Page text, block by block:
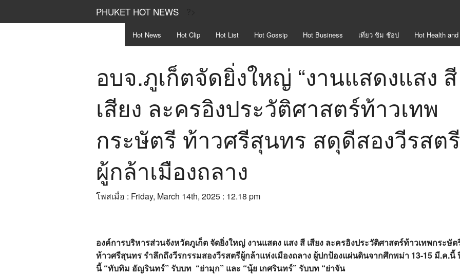
PHUKET HOT NEWS
Hot News Hot Clip Hot List Hot Gossip Hot Business เที่ยว ชิม ช๊อป Hot Health
อบจ.ภูเก็ตจัดยิ่งใหญ่ “งานแสดงแสง สี
เสียง ละครอิงประวัติศาสตร์ท้าวเทพ
กระษัตรี ท้าวศรีสุนทร สดุดีสองวีรสตรี
ผู้กล้าเมืองถลาง
โพสเมื่อ : Friday, March 14th, 2025 : 12.18 pm
องค์การบริหารส่วนจังหวัดภูเก็ต จัดยิ่งใหญ่ งานแสดง แสง สี เสียง ละครอิงประวัติศาสตร์ท้าวเทพกระษัต
ท้าวศรีสุนทร รำลึกถึงวีรกรรมสองวีรสตรีผู้กล้าแห่งเมืองถลาง ผู้ปกป้องแผ่นดินจากศึกพม่า 13-15 มี.ค.นี้
นี้ “ทับทิม อัญรินทร์” รับบท “ย่ามุก” และ “นุ้ย เกศรินทร์” รับบท “ย่าจัน